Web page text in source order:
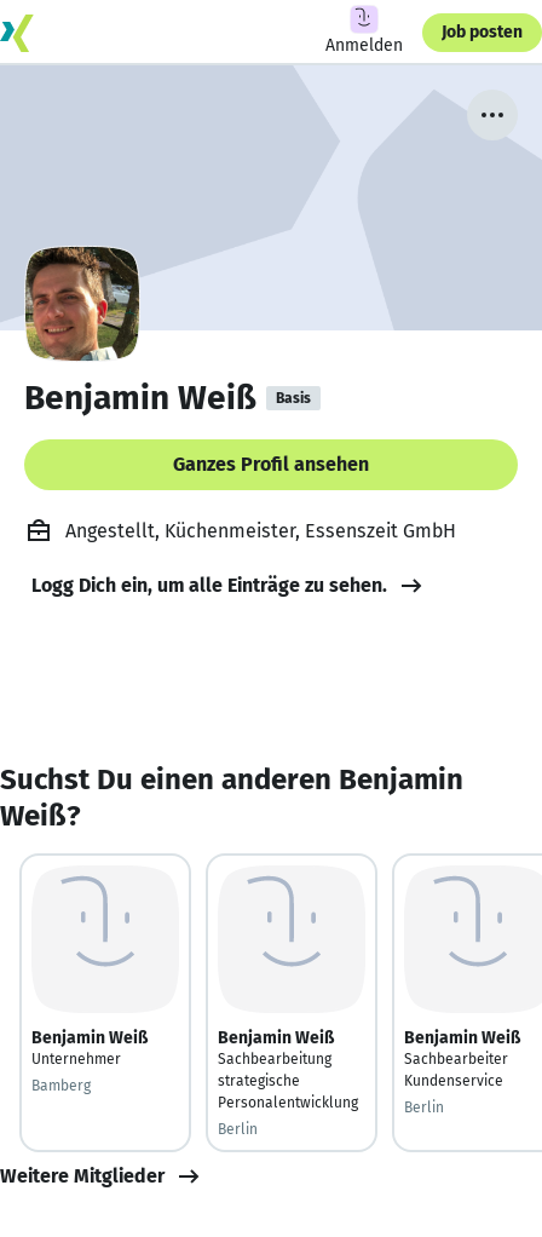
Anmelden
Job posten
Benjamin Weiß Basis
Ganzes Profil ansehen
Angestellt, Küchenmeister, Essenszeit GmbH
Logg Dich ein, um alle Einträge zu sehen.
Suchst Du einen anderen Benjamin
Weiß?
Benjamin Weiß
Unternehmer
Bamberg
Benjamin Weiß
Sachbearbeitung
strategische
Personalentwicklung
Berlin
Benjamin Weiß
Sachbearbeiter
Kundenservice
Berlin
Weitere Mitglieder